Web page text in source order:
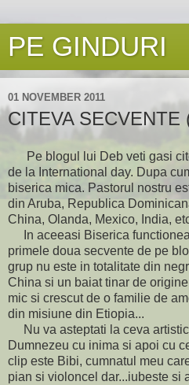
PE GINDURI
01 NOVEMBER 2011
CITEVA SECVENTE
Pe blogul lui Deb veti gasi
de la International day. Dupa
biserica mica. Pastorul nostru
din Aruba, Republica
China, Olanda, Mexico, India,
In aceeasi Biserica
primele doua secvente de pe
grup nu este in totalitate din
China si un baiat tinar de
mic si crescut de o familie de
din misiune din Etiopia...
Nu va asteptati la ceva
Dumnezeu cu inima si apoi cu
clip este Bibi, cumnatul meu
pian si violoncel dar...iubeste si